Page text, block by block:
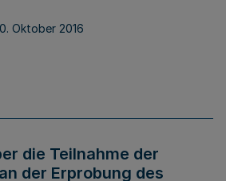
Oktober 2016
die Teilnahme der
der Erprobung des